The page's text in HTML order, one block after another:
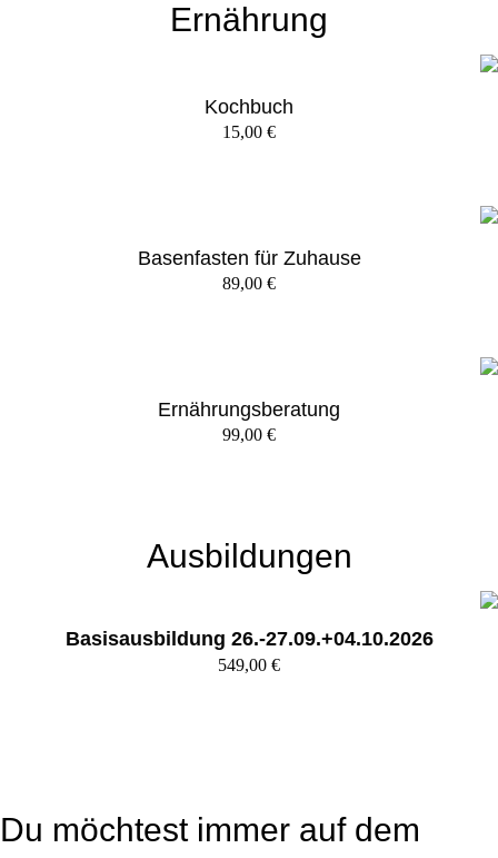
Ernährung
Kochbuch
15,00 €
Basenfasten für Zuhause
89,00 €
Ernährungsberatung
99,00 €
Ausbildungen
Basisausbildung 26.-27.09.+04.10.2026
549,00 €
Du möchtest immer auf dem